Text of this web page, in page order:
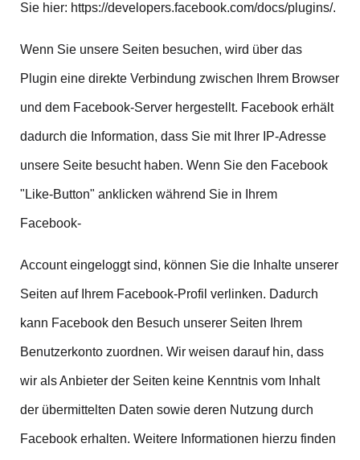
Sie hier: https://developers.facebook.com/docs/plugins/.
Wenn Sie unsere Seiten besuchen, wird über das
Plugin eine direkte Verbindung zwischen Ihrem Browser
und dem Facebook-Server hergestellt. Facebook erhält
dadurch die Information, dass Sie mit Ihrer IP-Adresse
unsere Seite besucht haben. Wenn Sie den Facebook
"Like-Button" anklicken während Sie in Ihrem
Facebook-
Account eingeloggt sind, können Sie die Inhalte unserer
Seiten auf Ihrem Facebook-Profil verlinken. Dadurch
kann Facebook den Besuch unserer Seiten Ihrem
Benutzerkonto zuordnen. Wir weisen darauf hin, dass
wir als Anbieter der Seiten keine Kenntnis vom Inhalt
der übermittelten Daten sowie deren Nutzung durch
Facebook erhalten. Weitere Informationen hierzu finden